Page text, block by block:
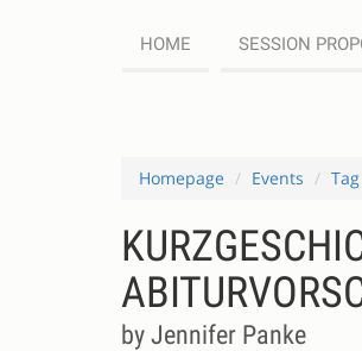
HOME SESSION
Homepage Events
by Jennifer Panke